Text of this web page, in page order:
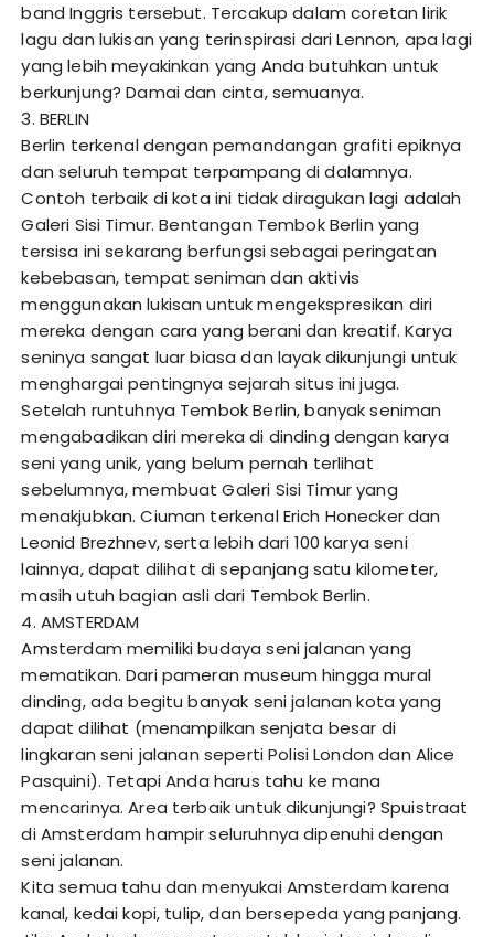
band Inggris tersebut. Tercakup dalam coretan lirik
lagu dan lukisan yang terinspirasi dari Lennon, apa lagi
yang lebih meyakinkan yang Anda butuhkan untuk
berkunjung? Damai dan cinta, semuanya.
3. BERLIN
Berlin terkenal dengan pemandangan grafiti epiknya
dan seluruh tempat terpampang di dalamnya.
Contoh terbaik di kota ini tidak diragukan lagi adalah
Galeri Sisi Timur. Bentangan Tembok Berlin yang
tersisa ini sekarang berfungsi sebagai peringatan
kebebasan, tempat seniman dan aktivis
menggunakan lukisan untuk mengekspresikan diri
mereka dengan cara yang berani dan kreatif. Karya
seninya sangat luar biasa dan layak dikunjungi untuk
menghargai pentingnya sejarah situs ini juga.
Setelah runtuhnya Tembok Berlin, banyak seniman
mengabadikan diri mereka di dinding dengan karya
seni yang unik, yang belum pernah terlihat
sebelumnya, membuat Galeri Sisi Timur yang
menakjubkan. Ciuman terkenal Erich Honecker dan
Leonid Brezhnev, serta lebih dari 100 karya seni
lainnya, dapat dilihat di sepanjang satu kilometer,
masih utuh bagian asli dari Tembok Berlin.
4. AMSTERDAM
Amsterdam memiliki budaya seni jalanan yang
mematikan. Dari pameran museum hingga mural
dinding, ada begitu banyak seni jalanan kota yang
dapat dilihat (menampilkan senjata besar di
lingkaran seni jalanan seperti Polisi London dan Alice
Pasquini). Tetapi Anda harus tahu ke mana
mencarinya. Area terbaik untuk dikunjungi? Spuistraat
di Amsterdam hampir seluruhnya dipenuhi dengan
seni jalanan.
Kita semua tahu dan menyukai Amsterdam karena
kanal, kedai kopi, tulip, dan bersepeda yang panjang.